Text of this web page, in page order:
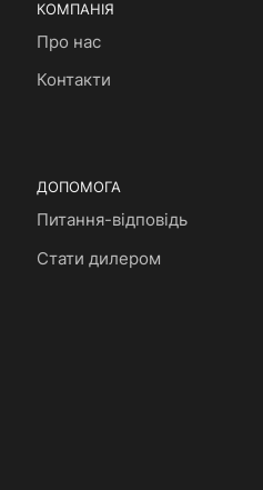
КОМПАНІЯ
Про нас
Контакти
ДОПОМОГА
Питання-відповідь
Стати дилером